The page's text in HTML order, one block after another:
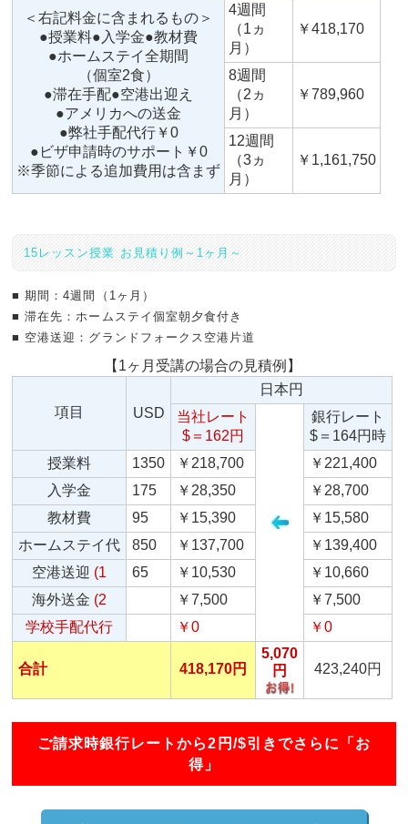
＜右記料金に含まれるもの＞
●授業料●入学金●教材費
●ホームステイ全期間
（個室2食）
●滞在手配●空港出迎え
●アメリカへの送金
●弊社手配代行￥0
●ビザ申請時のサポート￥0
※季節による追加費用は含まず
4週間
（1ヵ
月）
￥418,170
8週間
（2ヵ
月）
￥789,960
12週間
（3ヵ
月）
￥1,161,750
15レッスン授業 お見積り例～1ヶ月～
■ 期間：4週間（1ヶ月）
■ 滞在先：ホームステイ個室朝夕食付き
■ 空港送迎：グランドフォークス空港片道
【1ヶ月受講の場合の見積例】
項目 USD
日本円
当社レート
$＝162円
銀行レート
$＝164円時
授業料
1350 ￥218,700
￥221,400
入学金
175 ￥28,350
￥28,700
教材費
95 ￥15,390
￥15,580
ホームステイ代
850 ￥137,700
￥139,400
空港送迎 (1 65 ￥10,530
￥10,660
海外送金 (2 ￥7,500
￥7,500
学校手配代行
￥0 ￥0
合計 418,170円
5,070
円
423,240円
ご請求時銀行レートから2円/$引きでさらに「お
得」